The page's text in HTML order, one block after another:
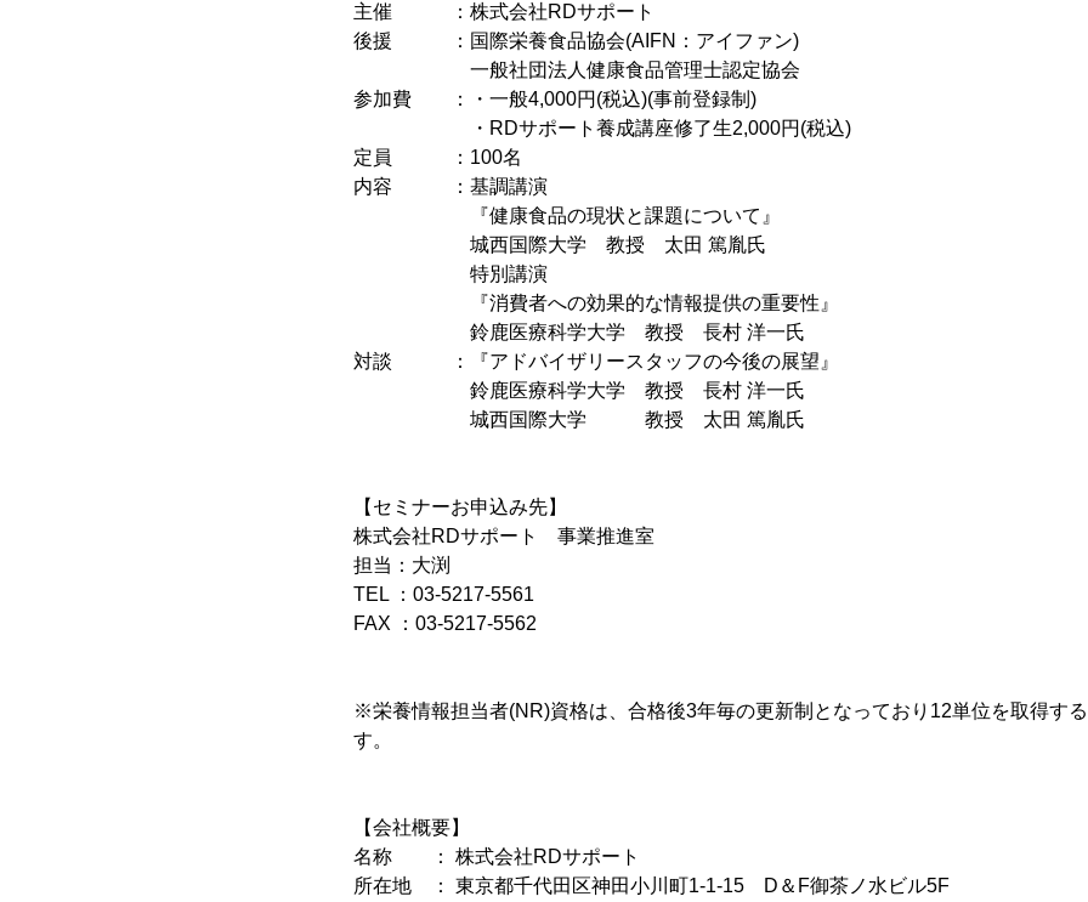
主催 ：株式会社RDサポート
後援 ：国際栄養食品協会(AIFN：アイファン)
一般社団法人健康食品管理士認定協会
参加費 ：・一般4,000円(税込)(事前登録制)
・RDサポート養成講座修了生2,000円(税込)
定員 ：100名
内容 ：基調講演
『健康食品の現状と課題について』
城西国際大学 教授 太田 篤胤氏
特別講演
『消費者への効果的な情報提供の重要性』
鈴鹿医療科学大学 教授 長村 洋一氏
対談 ：『アドバイザリースタッフの今後の展望』
鈴鹿医療科学大学 教授 長村 洋一氏
城西国際大学 教授 太田 篤胤氏
【セミナーお申込み先】
株式会社RDサポート 事業推進室
担当：大渕
TEL ：03-5217-5561
FAX ：03-5217-5562
※栄養情報担当者(NR)資格は、合格後3年毎の更新制となっており12単位を取得す
す。
【会社概要】
名称 ： 株式会社RDサポート
所在地 ： 東京都千代田区神田小川町1-1-15 D＆F御茶ノ水ビル5F